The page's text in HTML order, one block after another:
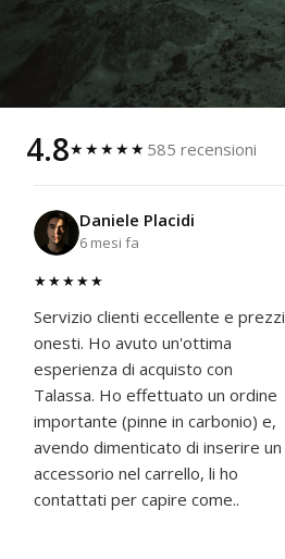
4.8★★★★★ 585 recensioni
Daniele Placidi
6 mesi fa
★★★★★
Servizio clienti eccellente e prezzi
onesti. Ho avuto un'ottima
esperienza di acquisto con
Talassa. Ho effettuato un ordine
importante (pinne in carbonio) e,
avendo dimenticato di inserire un
accessorio nel carrello, li ho
contattati per capire come..